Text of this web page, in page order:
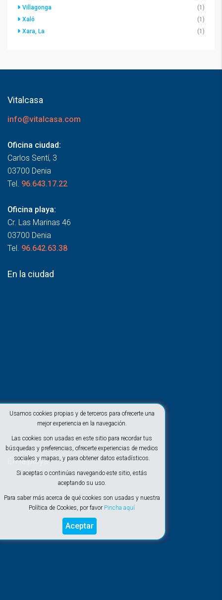
Usamos cookies propias y de terceros para ofrecerte una
mejor experiencia en la navegación.
Las cookies son usadas en este sitio para recordar tus
búsquedas y preferencias, ofrecerte experiencias de medios
sociales y mapas, y para obtener datos estadísticos.
Si aceptas o continúas navegando este sitio, estás
aceptando su uso.
Para saber más acerca de qué cookies son usadas y nuestra
Política de Cookies, por favor Pincha aquí
Aceptar
Villagonga
(1)
Xaló
(1)
Xara, La
(1)
Vitalcasa
info@vitalcasa.com
Oficina ciudad:
Carlos Sentí, 3
03700 Denia
Tel. 96.643.17.22
Oficina playa:
Cr. Las Marinas 46
03700 Denia
Tel. 96.642.63.38
En la ciudad
En la playa